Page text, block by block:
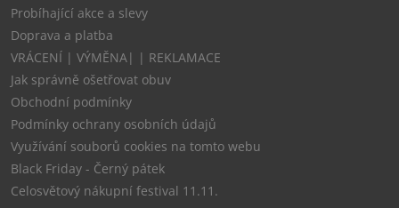
Probíhající akce a slevy
Doprava a platba
VRÁCENÍ | VÝMĚNA| | REKLAMACE
Jak správně ošetřovat obuv
Obchodní podmínky
Podmínky ochrany osobních údajů
Využívání souborů cookies na tomto webu
Black Friday - Černý pátek
Celosvětový nákupní festival 11.11.